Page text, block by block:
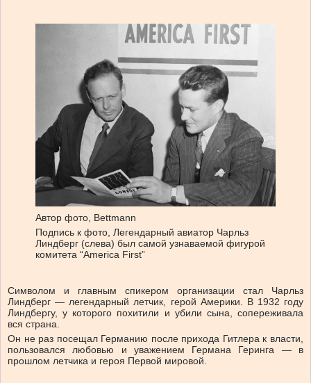
Автор фото, Bettmann
Подпись к фото, Легендарный авиатор Чарльз
Линдберг (слева) был самой узнаваемой фигурой
комитета “America First”
Символом и главным спикером организации стал Чарльз
Линдберг — легендарный летчик, герой Америки. В 1932 году
Линдбергу, у которого похитили и убили сына, сопереживала
вся страна.
Он не раз посещал Германию после прихода Гитлера к власти,
пользовался любовью и уважением Германа Геринга — в
прошлом летчика и героя Первой мировой.